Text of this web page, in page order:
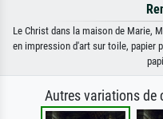
Le Christ dans la maison de Marie,
en impression d'art sur toile, papier
Autres variations de